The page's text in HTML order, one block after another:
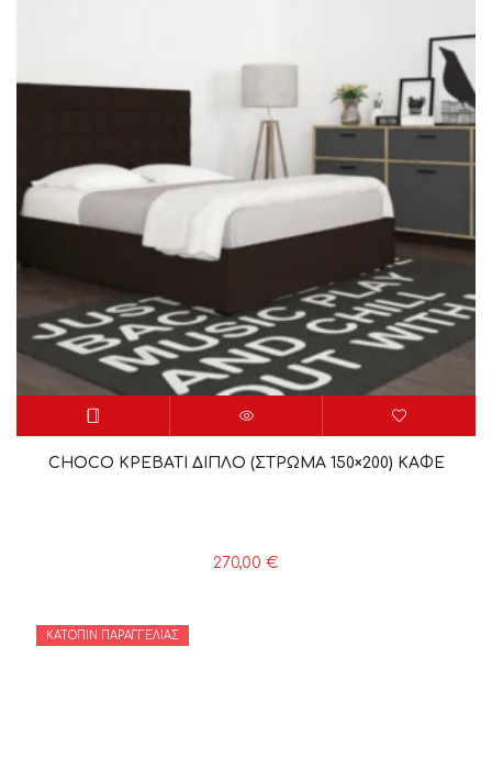
CHOCO ΚΡΕΒΑΤΙ ΔΙΠΛΟ (ΣΤΡΩΜΑ 150×200) ΚΑΦΕ
270,00 €
ΚΑΤΌΠΙΝ ΠΑΡΑΓΓΕΛΊΑΣ